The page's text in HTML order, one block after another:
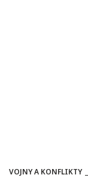
VOJNY A KONFLIKTY